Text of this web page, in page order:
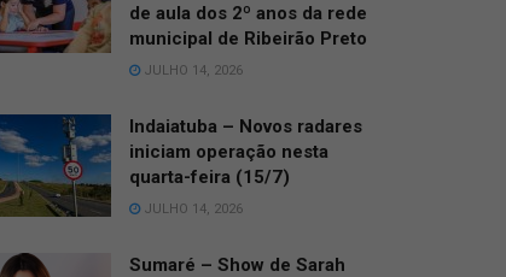
de aula dos 2º anos da rede
municipal de Ribeirão Preto
JULHO 14, 2026
Indaiatuba – Novos radares
iniciam operação nesta
quarta-feira (15/7)
JULHO 14, 2026
Sumaré – Show de Sarah